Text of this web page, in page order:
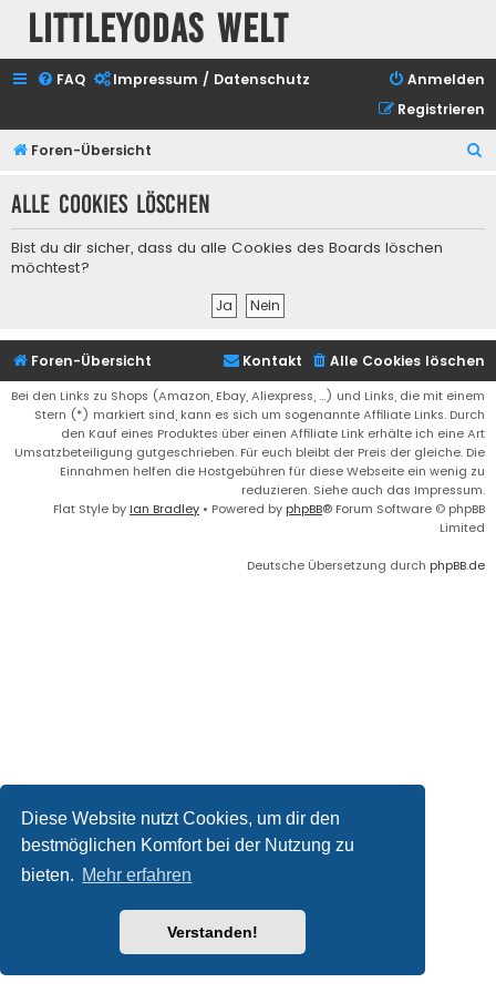
Diese Website nutzt Cookies, um dir den
bestmöglichen Komfort bei der Nutzung zu
bieten. Mehr erfahren
Verstanden!
Littleyodas Welt
FAQ Impressum / Datenschutz
Anmelden
Registrieren
Foren-Übersicht
h
Alle Cookies löschen
Bist du dir sicher, dass du alle Cookies des Boards löschen
möchtest?
Foren-Übersicht Alle Cookies löschen
Kontakt
Bei den Links zu Shops (Amazon, Ebay, Aliexpress, ...) und Links, die mit einem
Stern (*) markiert sind, kann es sich um sogenannte Affiliate Links. Durch
den Kauf eines Produktes über einen Affiliate Link erhälte ich eine Art
Umsatzbeteiligung gutgeschrieben. Für euch bleibt der Preis der gleiche. Die
Einnahmen helfen die Hostgebühren für diese Webseite ein wenig zu
reduzieren. Siehe auch das Impressum.
Flat Style by Ian Bradley • Powered by phpBB® Forum Software © phpBB
Limited
Deutsche Übersetzung durch phpBB.de